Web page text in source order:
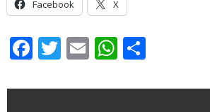
Facebook X
Facebook
Twitter
EmailWhatsApp